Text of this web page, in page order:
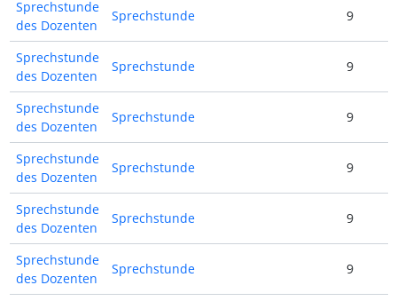
Sprechstunde
des Dozenten
Sprechstunde 9
Sprechstunde
des Dozenten
Sprechstunde 9
Sprechstunde
des Dozenten
Sprechstunde 9
Sprechstunde
des Dozenten
Sprechstunde 9
Sprechstunde
des Dozenten
Sprechstunde 9
Sprechstunde
des Dozenten
Sprechstunde 9